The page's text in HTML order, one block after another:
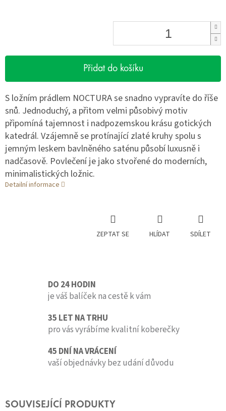
Přidat do košíku
S ložním prádlem NOCTURA se snadno vypravíte do říše
snů. Jednoduchý, a přitom velmi působivý motiv
připomíná tajemnost i nadpozemskou krásu gotických
katedrál. Vzájemně se protínající zlaté kruhy spolu s
jemným leskem bavlněného saténu působí luxusně i
nadčasově. Povlečení je jako stvořené do moderních,
minimalistických ložnic.
Detailní informace
ZEPTAT SE HLÍDAT SDÍLET
DO 24 HODIN
je váš balíček na cestě k vám
35 LET NA TRHU
pro vás vyrábíme kvalitní koberečky
45 DNÍ NA VRÁCENÍ
vaší objednávky bez udání důvodu
SOUVISEJÍCÍ PRODUKTY